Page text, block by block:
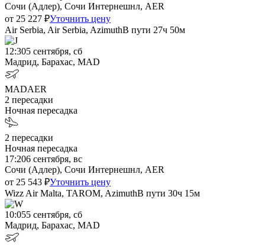
Сочи (Адлер), Сочи Интернешнл, AER
от 25 227 ₽Уточнить цену
Air Serbia, Air Serbia, AzimuthВ пути 27ч 50м
12:305 сентября, сб
Мадрид, Барахас, MAD
MADAER
2 пересадки
Ночная пересадка
2 пересадки
Ночная пересадка
17:206 сентября, вс
Сочи (Адлер), Сочи Интернешнл, AER
от 25 543 ₽Уточнить цену
Wizz Air Malta, TAROM, AzimuthВ пути 30ч 15м
10:055 сентября, сб
Мадрид, Барахас, MAD